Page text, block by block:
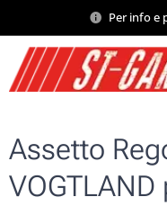
Per info e
Assetto
VOGTLAND